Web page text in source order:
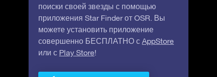
поиски своей звезды с помощью
приложения Star Finder от OSR. Вы
можете установить приложение
совершенно БЕСПЛАТНО с AppStore
или с Play Store!